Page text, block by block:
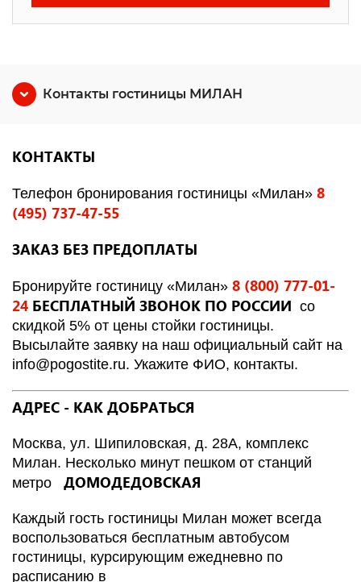
Контакты гостиницы МИЛАН
КОНТАКТЫ
Телефон бронирования гостиницы «Милан» 8
(495) 737-47-55
ЗАКАЗ БЕЗ ПРЕДОПЛАТЫ
Бронируйте гостиницу «Милан» 8 (800) 777-01-
24 БЕСПЛАТНЫЙ ЗВОНОК ПО РОССИИ со
скидкой 5% от цены стойки гостиницы.
Высылайте заявку на наш официальный сайт на
info@pogostite.ru. Укажите ФИО, контакты.
АДРЕС - КАК ДОБРАТЬСЯ
Москва, ул. Шипиловская, д. 28А, комплекс
Милан. Несколько минут пешком от станций
метро
ДОМОДЕДОВСКАЯ
Каждый гость гостиницы Милан может всегда
воспользоваться бесплатным автобусом
гостиницы, курсирующим ежедневно по
расписанию в